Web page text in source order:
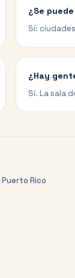
¿Se
Sí:
¿Hay
Sí. La sala
Puerto Rico